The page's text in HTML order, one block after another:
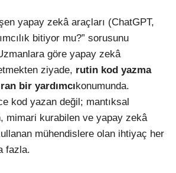
yapay zekâ araçları (ChatGPT,
bitiyor mu?” sorusunu
göre yapay zekâ
ziyade, rutin kod yazma
bir yardımcıkonumunda.
kod yazan değil; mantıksal
mimari kurabilen ve yapay zekâ
mühendislere olan ihtiyaç her
fazla.